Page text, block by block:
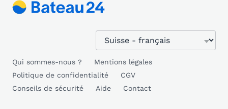
Qui sommes-nous ?
Mentions légales
Politique de confidentialité
CGV
Conseils de sécurité
Aide Contact